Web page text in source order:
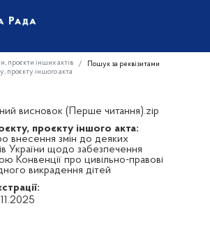
проєкти інших актів
Пошук за реквізитами
проєкту іншого акта
висновок (Перше читання).zip
проєкту іншого акта:
внесення змін до деяких
України щодо забезпечення
Конвенції про цивільно-правові
викрадення дітей